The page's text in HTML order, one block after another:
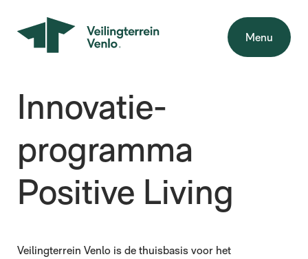
Menu
Innovatie­
programma
Positive Living
Veilingterrein Venlo is de thuisbasis voor het